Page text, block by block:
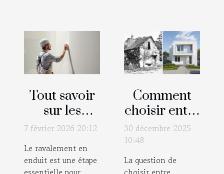
Tout savoir
sur les
techniques
modernes
de
7 février 2026 20:12
Le ravalement en
enduit est une étape
Comment
choisir entre
rénovation
construction
30 décembre 2025
10:48
La question de